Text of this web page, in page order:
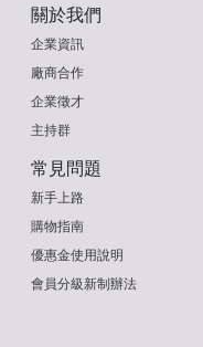
關於我們
企業資訊
廠商合作
企業徵才
主持群
常見問題
新手上路
購物指南
優惠金使用說明
會員分級新制辦法